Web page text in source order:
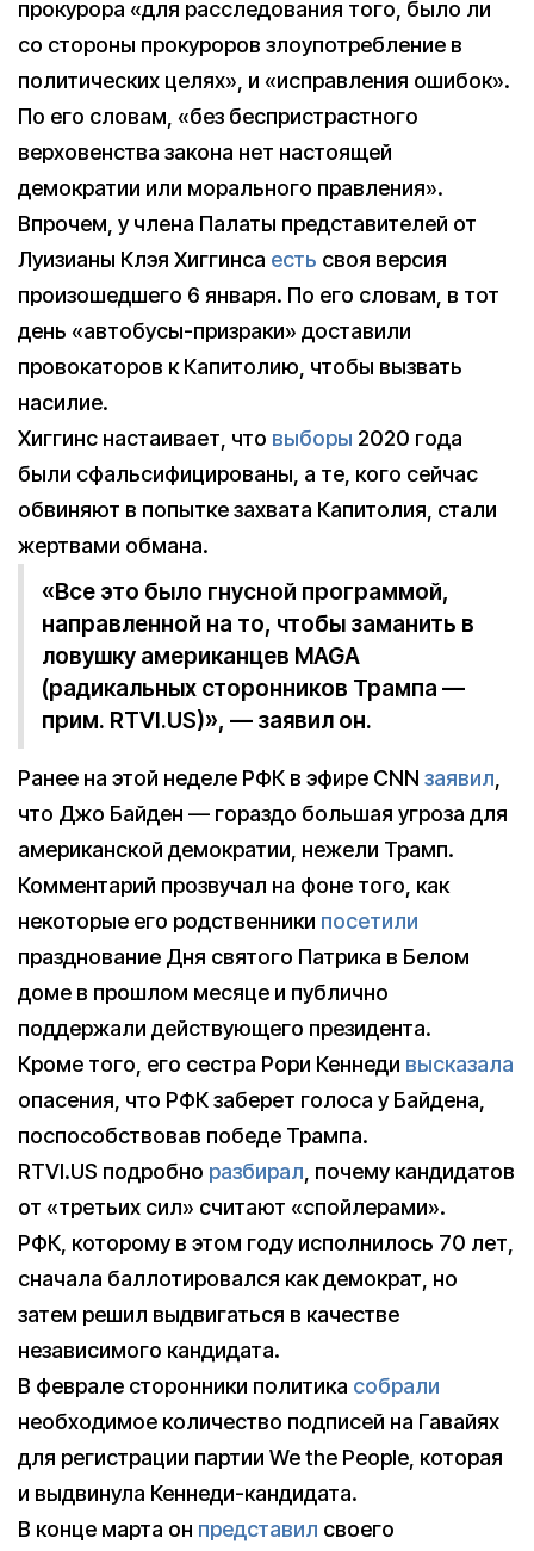
прокурора «для расследования того, было ли
со стороны прокуроров злоупотребление в
политических целях», и «исправления ошибок».
По его словам, «без беспристрастного
верховенства закона нет настоящей
демократии или морального правления».
Впрочем, у члена Палаты представителей от
Луизианы Клэя Хиггинса есть своя версия
произошедшего 6 января. По его словам, в тот
день «автобусы-призраки» доставили
провокаторов к Капитолию, чтобы вызвать
насилие.
Хиггинс настаивает, что выборы 2020 года
были сфальсифицированы, а те, кого сейчас
обвиняют в попытке захвата Капитолия, стали
жертвами обмана.
«Все это было гнусной программой,
направленной на то, чтобы заманить в
ловушку американцев MAGA
(радикальных сторонников Трампа —
прим. RTVI.US)», — заявил он.
Ранее на этой неделе РФК в эфире CNN заявил,
что Джо Байден — гораздо большая угроза для
американской демократии, нежели Трамп.
Комментарий прозвучал на фоне того, как
некоторые его родственники посетили
празднование Дня святого Патрика в Белом
доме в прошлом месяце и публично
поддержали действующего президента.
Кроме того, его сестра Рори Кеннеди высказала
опасения, что РФК заберет голоса у Байдена,
поспособствовав победе Трампа.
RTVI.US подробно разбирал, почему кандидатов
от «третьих сил» считают «спойлерами».
РФК, которому в этом году исполнилось 70 лет,
сначала баллотировался как демократ, но
затем решил выдвигаться в качестве
независимого кандидата.
В феврале сторонники политика собрали
необходимое количество подписей на Гавайях
для регистрации партии We the People, которая
и выдвинула Кеннеди-кандидата.
В конце марта он представил своего